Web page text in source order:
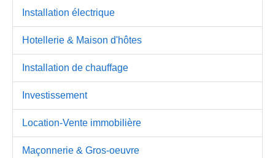
Installation électrique
Hotellerie & Maison d'hôtes
Installation de chauffage
Investissement
Location-Vente immobilière
Maçonnerie & Gros-oeuvre